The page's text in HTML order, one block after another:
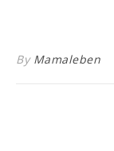
By Mamaleben